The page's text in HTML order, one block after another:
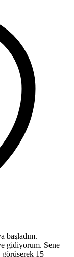
başladım.
gidiyorum. Sene
15